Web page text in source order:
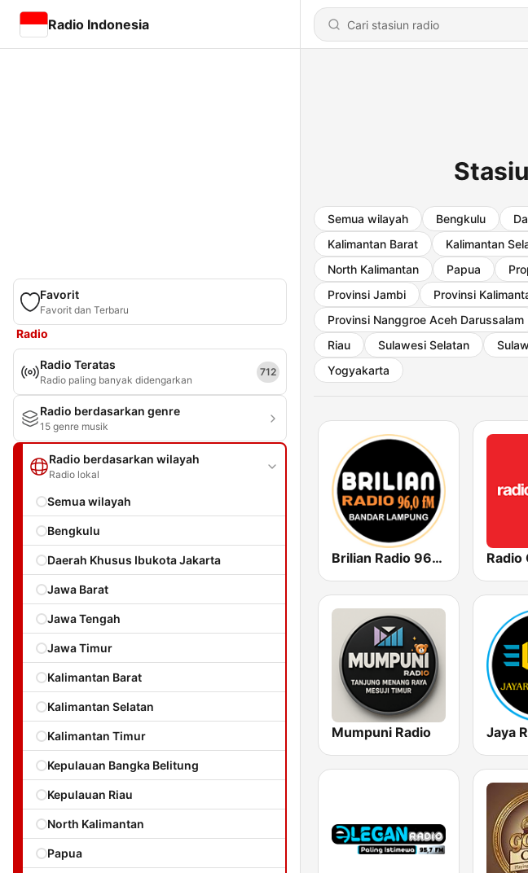
Radio Indonesia
Favorit
Favorit dan Terbaru
Radio
Radio Teratas
Radio paling banyak didengarkan
712
Radio berdasarkan genre
15 genre musik
Radio berdasarkan wilayah
Radio lokal
Semua wilayah
Bengkulu
Daerah Khusus Ibukota Jakarta
Jawa Barat
Jawa Tengah
Jawa Timur
Kalimantan Barat
Kalimantan Selatan
Kalimantan Timur
Kepulauan Bangka Belitung
Kepulauan Riau
North Kalimantan
Papua
Semua wilayah Bengkulu
Kalimantan Barat
Kalimantan
North Kalimantan
Papua
Provinsi Jambi
Provinsi
Provinsi Nanggroe Aceh Darussalam
Riau
Sulawesi Selatan
Yogyakarta
Brilian Radio 96 FM Lampung Radio
Mumpuni Radio